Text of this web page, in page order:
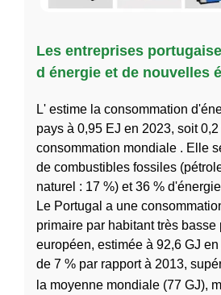
Les entreprises
d énergie et de nouvelles
L' estime la consommation
pays à 0,95 EJ en 2023, soit
consommation mondiale . Elle
de combustibles fossiles
naturel : 17 %) et 36 %
Le Portugal a une
primaire par habitant très basse
européen, estimée à 92,6 GJ
de 7 % par rapport à 2013,
la moyenne mondiale (77 GJ),